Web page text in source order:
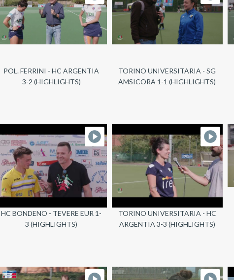
POL. FERRINI - HC ARGENTIA
3-2 (HIGHLIGHTS)
TORINO UNIVERSITARIA - SG
AMSICORA 1-1 (HIGHLIGHTS)
HC BONDENO - TEVERE EUR 1-
3 (HIGHLIGHTS)
TORINO UNIVERSITARIA - HC
ARGENTIA 3-3 (HIGHLIGHTS)